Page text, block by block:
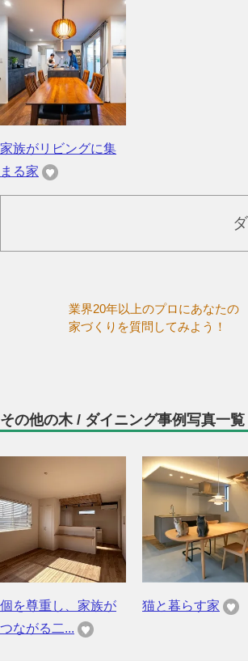
家族がリビングに集
まる家
業界20年以上のプロにあなたの
家づくりを質問してみよう！
その他の木 / ダイニング事例写真一覧
個を尊重し、家族が
つながる二...
猫と暮らす家